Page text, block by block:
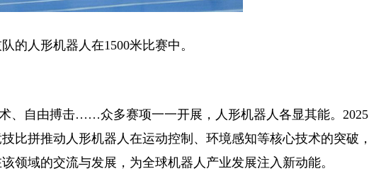
的人形机器人在1500米比赛中。
自由搏击……众多赛项一一开展，人形机器人各显其能。2025
比拼推动人形机器人在运动控制、环境感知等核心技术的突破，
领域的交流与发展，为全球机器人产业发展注入新动能。